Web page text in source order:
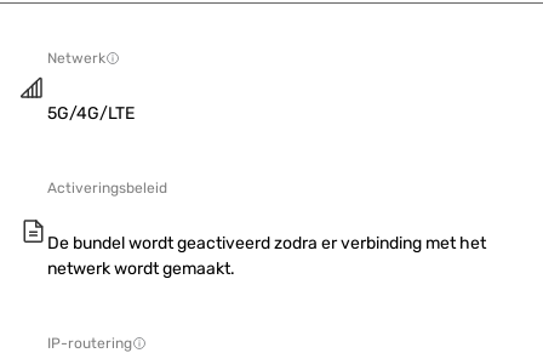
Netwerk
5G/4G/LTE
Activeringsbeleid
De bundel wordt geactiveerd zodra er verbinding met het
netwerk wordt gemaakt.
IP-routering